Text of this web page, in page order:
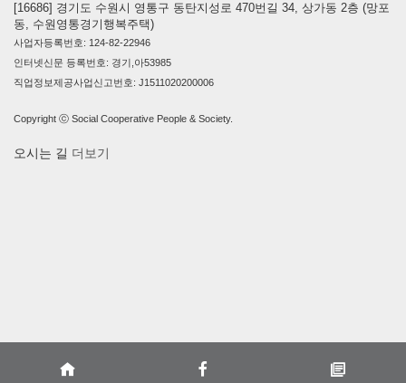
[16686] 경기도 수원시 영통구 동탄지성로 470번길 34, 상가동 2층 (망포
동, 수원영통경기행복주택)
사업자등록번호: 124-82-22946
인터넷신문 등록번호: 경기,아53985
직업정보제공사업신고번호: J1511020200006
Copyright ⓒ Social Cooperative People & Society.
오시는 길 더보기